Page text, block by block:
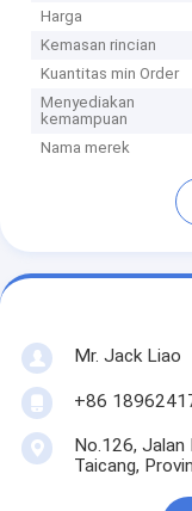
Harga
Kemasan rincian
Kuantitas min Order
Menyediakan
kemampuan
Nama merek
Mr. Jack Liao
+86
No.126, Jalan
Taicang,